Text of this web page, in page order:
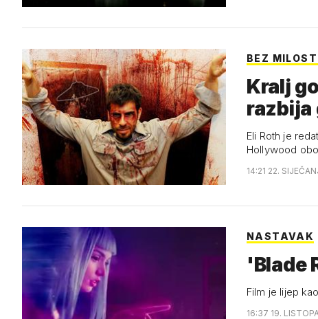
BEZ
Kralj
razbija
Eli Roth je
Hollywood
14:21 22.
NASTAVAK
'Blade
Film je lijep
16:37 19.